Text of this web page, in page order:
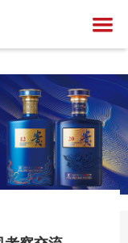
育服务官网